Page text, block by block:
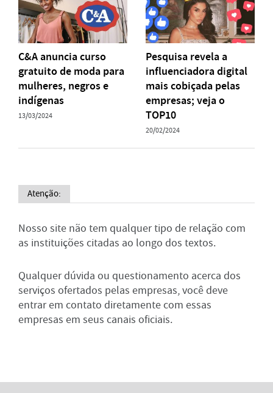
C&A anuncia curso
gratuito de moda para
mulheres, negros e
indígenas
13/03/2024
Pesquisa revela a
influenciadora digital
mais cobiçada pelas
empresas; veja o
TOP10
20/02/2024
Atenção:
Nosso site não tem qualquer tipo de relação com
as instituições citadas ao longo dos textos.
Qualquer dúvida ou questionamento acerca dos
serviços ofertados pelas empresas, você deve
entrar em contato diretamente com essas
empresas em seus canais oficiais.